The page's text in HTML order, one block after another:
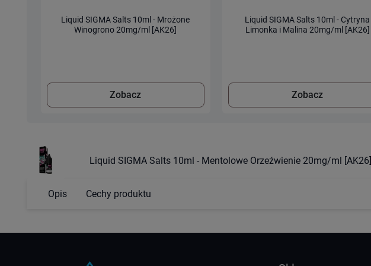
Liquid SIGMA Salts 10ml - Mrożone
Winogrono 20mg/ml [AK26]
Zobacz
Liquid SIGMA Salts 10ml - Cytryna
Limonka i Malina 20mg/ml [AK26]
Zobacz
Liquid SIGMA Salts 10ml - Mentolowe Orzeźwienie 20mg/ml [AK26]
Opis Cechy produktu